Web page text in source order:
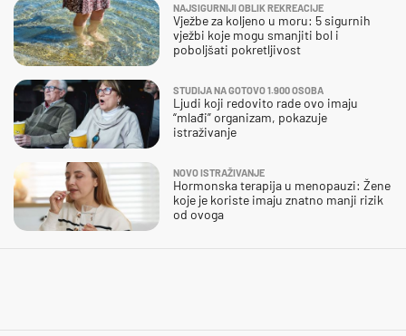
NAJSIGURNIJI OBLIK REKREACIJE
Vježbe za koljeno u moru: 5 sigurnih
vježbi koje mogu smanjiti bol i
poboljšati pokretljivost
STUDIJA NA GOTOVO 1.900 OSOBA
Ljudi koji redovito rade ovo imaju
“mlađi” organizam, pokazuje
istraživanje
NOVO ISTRAŽIVANJE
Hormonska terapija u menopauzi: Žene
koje je koriste imaju znatno manji rizik
od ovoga